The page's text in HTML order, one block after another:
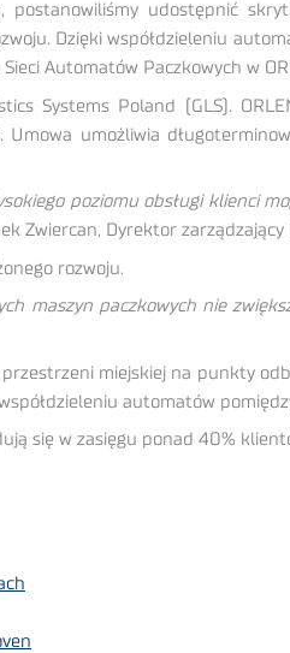
udostępnić
Dzięki współdzieleniu
Automatów Paczkowych w
Systems Poland (GLS).
umożliwia
poziomu obsługi klienci
Zwiercan, Dyrektor zarządzający
rozwoju.
maszyn paczkowych nie
miejskiej na punkty
automatów
się w zasięgu ponad 40%